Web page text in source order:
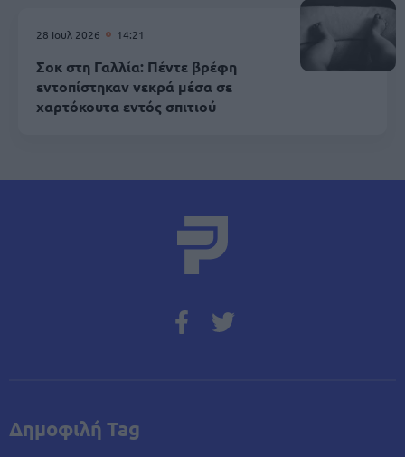
28 Ιουλ 2026 14:21
Σοκ στη Γαλλία: Πέντε βρέφη
εντοπίστηκαν νεκρά μέσα σε
χαρτόκουτα εντός σπιτιού
Δημοφιλή Tag